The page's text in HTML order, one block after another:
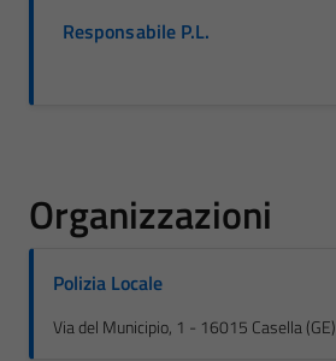
Responsabile P.L.
Organizzazioni
Polizia Locale
Via del Municipio, 1 - 16015 Casella (GE)